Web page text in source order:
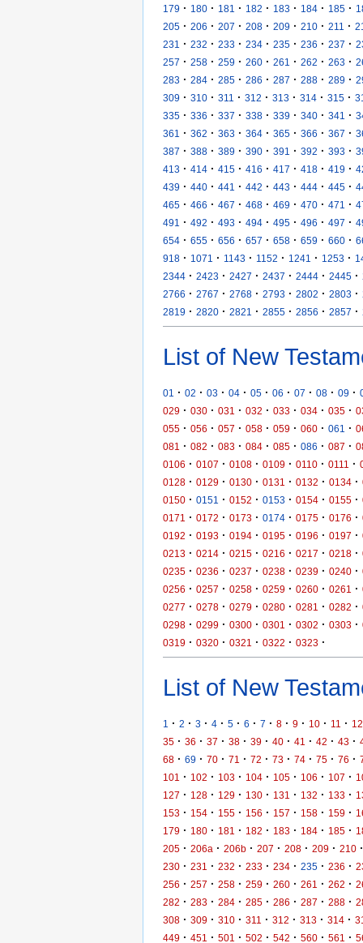
179 · 180 · 181 · 182 · 183 · 184 · 185 ·
205 · 206 · 207 · 208 · 209 · 210 · 211 ·
231
· 232 · 233 · 234 · 235 · 236 · 237 ·
257 · 258 · 259 · 260 · 261 · 262 · 263 ·
283 · 284 · 285 · 286 · 287 · 288 · 289 ·
309 · 310 · 311 · 312 · 313 · 314 · 315 ·
335 · 336 · 337 · 338 · 339 · 340 · 341 ·
361
· 362 · 363 · 364 · 365 · 366 · 367 ·
387 · 388 · 389 · 390 · 391 · 392 · 393 ·
413 · 414 · 415 · 416 · 417 · 418 · 419 ·
439 · 440 · 441 · 442 · 443 · 444 · 445 ·
465 · 466 · 467 · 468 · 469 · 470 · 471 ·
491
· 492 · 493 · 494 · 495 · 496 · 497 ·
654 · 655 · 656 · 657 · 658 · 659 · 660 ·
918 · 1071 · 1143 · 1152 · 1241 · 1253 ·
2344 · 2423 · 2427 · 2437 · 2444 · 2445 ·
2766 · 2767 · 2768 · 2793 · 2802 · 2803 ·
2819 · 2820 · 2821 · 2855 · 2856 · 2857 ·
List of New
01 · 02 · 03 · 04 · 05 · 06 · 07 · 08 · 09 ·
029 · 030 · 031 · 032 · 033 · 034 · 035 ·
055 · 056 · 057 · 058 · 059 · 060 · 061 ·
081
· 082 · 083 · 084 · 085 · 086 · 087 ·
0106 · 0107 · 0108 · 0109 · 0110 · 0111 ·
0128 · 0129 · 0130 · 0131 · 0132 · 0134 ·
0150 · 0151 · 0152 · 0153 · 0154 · 0155 ·
0171
· 0172 · 0173 · 0174 · 0175 · 0176 ·
0192 · 0193 · 0194 · 0195 · 0196 · 0197 ·
0213 · 0214 · 0215 · 0216 · 0217 · 0218 ·
0235 · 0236 · 0237 · 0238 · 0239 · 0240 ·
0256 · 0257 · 0258 · 0259 · 0260 · 0261 ·
0277 · 0278 · 0279 · 0280 · 0281 · 0282 ·
0298 · 0299 · 0300 · 0301 · 0302 · 0303 ·
0319 · 0320 · 0321 · 0322 · 0323 ·
List of New
1 · 2 · 3 · 4 · 5 · 6 · 7 · 8 · 9 · 10 · 11 · 12
35 · 36 · 37 · 38 · 39 · 40 · 41 · 42 · 43 ·
68 · 69 · 70 · 71 · 72 · 73 · 74 · 75 · 76 ·
101
· 102 · 103 · 104 · 105 · 106 · 107 ·
127 · 128 · 129 · 130 · 131 · 132 · 133 ·
153 · 154 · 155 · 156 · 157 · 158 · 159 ·
179 · 180 · 181 · 182 · 183 · 184 · 185 ·
205 · 206a · 206b · 207 · 208 · 209 · 210 ·
230 · 231 · 232 · 233 · 234 · 235 · 236 ·
256 · 257 · 258 · 259 · 260 · 261 · 262 ·
282 · 283 · 284 · 285 · 286 · 287 · 288 ·
308 · 309 · 310 · 311 · 312 · 313 · 314 ·
449 · 451 · 501 · 502 · 542 · 560 · 561 ·